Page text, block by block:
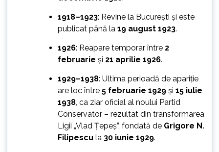
1918–1923: Revine la București și este
publicat până la 19 august 1923.
1926: Reapare temporar între 2
februarie și 21 aprilie 1926.
1929–1938: Ultima perioadă de apariție
are loc între 5 februarie 1929 și 15 iulie
1938 , ca ziar oficial al noului Partid
Conservator – rezultat din transformarea
Ligii „Vlad Țepeș”, fondată de Grigore N.
Filipescu la 30 iunie 1929.